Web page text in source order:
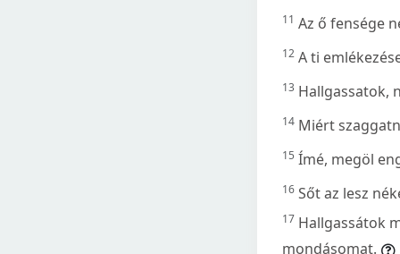
11 Az ő fensége
12 A ti
13 Hallgassatok,
14 Miért
15 Ímé, megöl
16 Sőt az lesz
17 Hallgassátok
mondásomat.